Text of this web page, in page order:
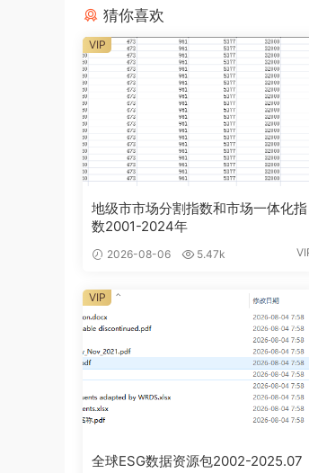
猜你喜欢
地级市市场分割指数和市场一体化指
数2001-2024年
2026-08-06 5.47k
VIP
全球ESG数据资源包2002-2025.07
VIP